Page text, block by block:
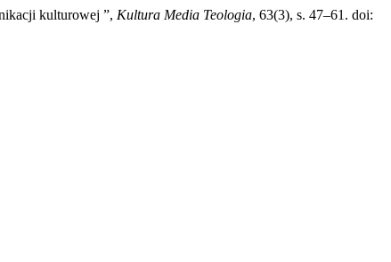
kulturowej ”, Kultura Media Teologia, 63(3), s. 47–61. doi: